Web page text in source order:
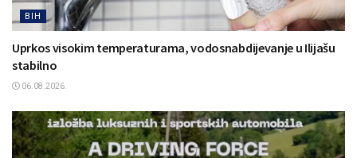
BIH
Uprkos visokim temperaturama, vodosnabdijevanje u Ilijašu
stabilno
06.08.2026.